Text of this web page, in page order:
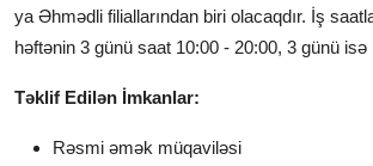
ya Əhmədli filiallarından biri olacaqdır. İş
həftənin 3 günü saat 10:00 - 20:00, 3 günü isə
Təklif Edilən İmkanlar:
Rəsmi əmək müqaviləsi